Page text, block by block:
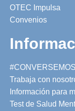
OTEC Impulsa
Convenios
Trabaja con
Información para
Test de Salud